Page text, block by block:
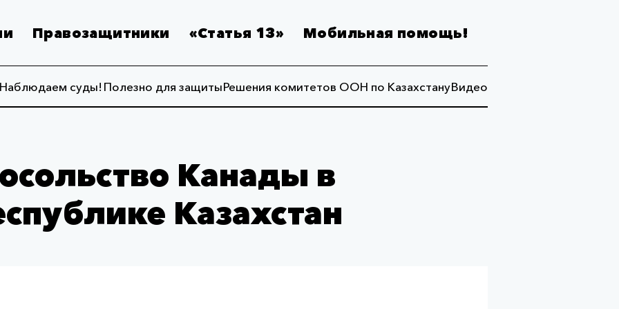
Правозащитники «Статья 13» Мобильная помощь!
Наблюдаем суды! Полезно для защитыРешения комитетов ООН по КазахстануВидео
Канады в
Казахстан